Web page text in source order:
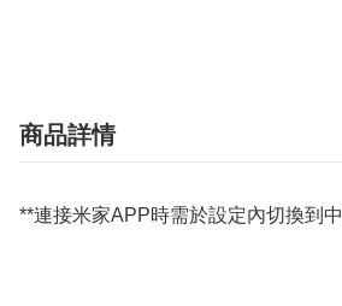
商品詳情
**連接米家APP時需於設定內切換到